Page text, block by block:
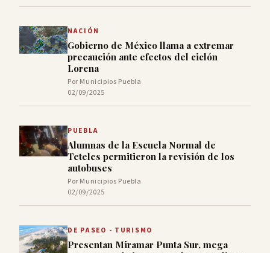
NACIÓN
Gobierno de México llama a extremar
precaución ante efectos del ciclón
Lorena
Por Municipios Puebla
02/09/2025
PUEBLA
Alumnas de la Escuela Normal de
Teteles permitieron la revisión de los
autobuses
Por Municipios Puebla
02/09/2025
DE PASEO - TURISMO
Presentan Miramar Punta Sur, mega